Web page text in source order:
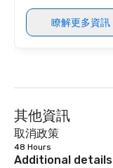
瞭解更多資訊
其他資訊
取消政策
48 Hours
Additional details